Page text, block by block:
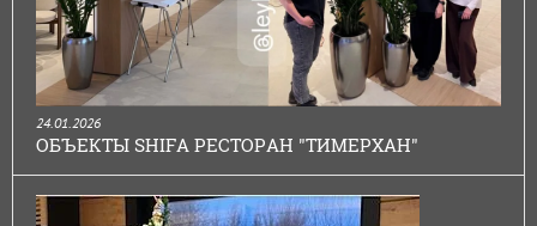
24.01.2026
ОБЪЕКТЫ SHIFA РЕСТОРАН "ТИМЕРХАН"